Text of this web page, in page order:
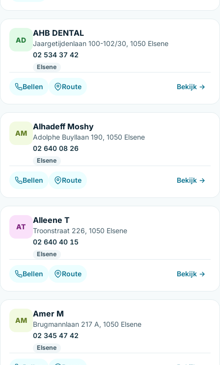
AD
AHB DENTAL
Jaargetijdenlaan 100-102/30, 1050 Elsene
02 534 37 42
Elsene
Bellen Route Bekijk →
AM
Alhadeff Moshy
Adolphe Buyllaan 190, 1050 Elsene
02 640 08 26
Elsene
Bellen Route Bekijk →
AT
Alleene T
Troonstraat 226, 1050 Elsene
02 640 40 15
Elsene
Bellen Route Bekijk →
AM
Amer M
Brugmannlaan 217 A, 1050 Elsene
02 345 47 42
Elsene